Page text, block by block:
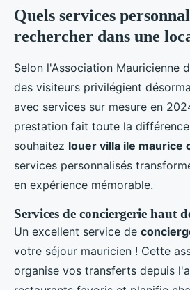
Quels services
rechercher dans une
Selon l'Association Mauricienne
des visiteurs privilégient
avec services sur mesure en
prestation fait toute la
souhaitez louer villa ile maurice
services personnalisés
en expérience mémorable.
Services de conciergerie haut
Un excellent service de
votre séjour mauricien ! Cette
organise vos transferts depuis